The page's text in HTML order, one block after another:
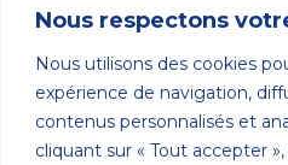
Nous respectons
Nous utilisons des cookies
expérience de navigation,
contenus personnalisés et
cliquant sur « Tout accepter